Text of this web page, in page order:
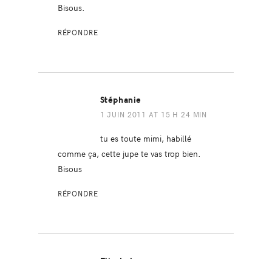
Bisous.
RÉPONDRE
Stéphanie
1 JUIN 2011 AT 15 H 24 MIN
tu es toute mimi, habillé
comme ça, cette jupe te vas trop bien.
Bisous
RÉPONDRE